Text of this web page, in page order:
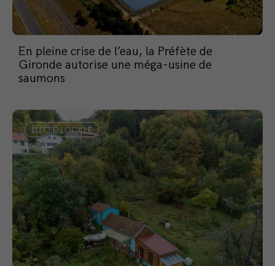
En pleine crise de l’eau, la Préfète de
Gironde autorise une méga-usine de
saumons
LUTTE LOCALE